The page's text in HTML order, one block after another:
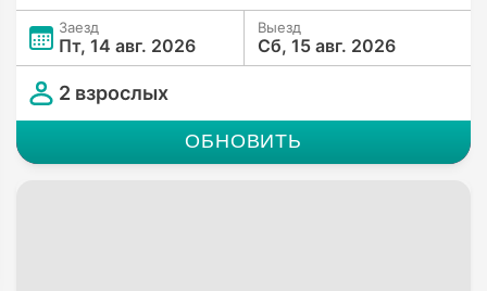
Заезд
Пт, 14 авг. 2026
Выезд
Сб, 15 авг. 2026
2 взрослых
ОБНОВИТЬ